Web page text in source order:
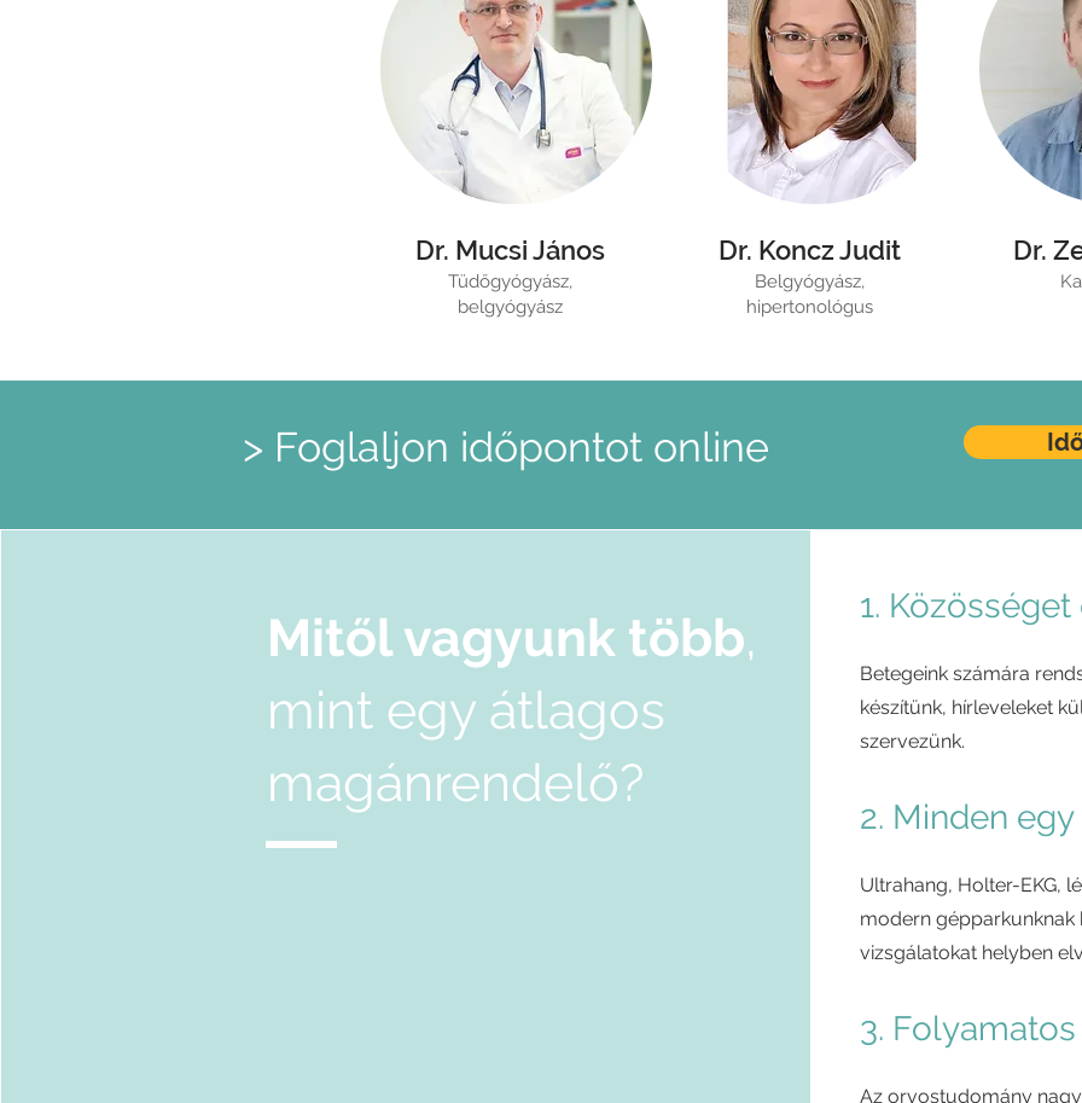
Dr. Mucsi János
Tüdőgyógyász,
belgyógyász
Dr. Koncz Judit
Belgyógyász,
hipertonológus
Dr.
> Foglaljon időpontot online
1.
Betegeink számára
készítünk, hírleveleket
szervezünk.
2. Minden
Ultrahang, Holter-EKG,
modern gépparkunknak
vizsgálatokat helyben
3.
Az orvostudomány
Mitől vagyunk több,
mint egy átlagos
magánrendelő?